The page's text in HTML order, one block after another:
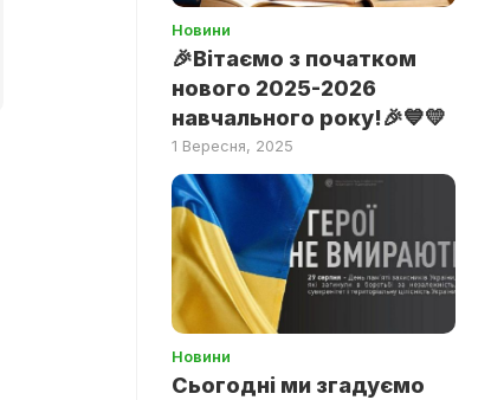
Новини
🎉Вітаємо з початком
нового 2025-2026
навчального року!🎉💙💛
1 Вересня, 2025
Новини
Сьогодні ми згадуємо